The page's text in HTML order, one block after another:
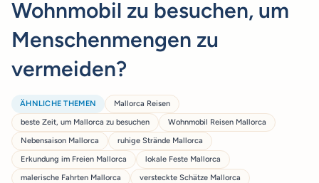
Wohnmobil zu besuchen, um
Menschenmengen zu
vermeiden?
ÄHNLICHE THEMEN
Mallorca Reisen
beste Zeit, um Mallorca zu besuchen
Wohnmobil Reisen Mallorca
Nebensaison Mallorca
ruhige Strände Mallorca
Erkundung im Freien Mallorca
lokale Feste Mallorca
malerische Fahrten Mallorca
versteckte Schätze Mallorca